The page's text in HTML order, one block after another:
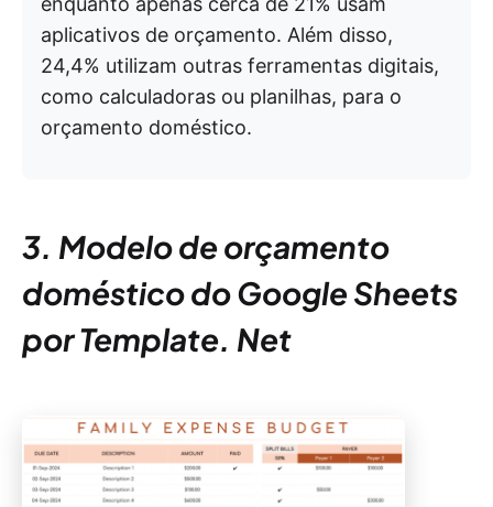
aplicativos de orçamento. Além disso,
24,4% utilizam outras ferramentas digitais,
como calculadoras ou planilhas, para o
orçamento doméstico.
3. Modelo de orçamento
doméstico do Google Sheets
por Template. Net